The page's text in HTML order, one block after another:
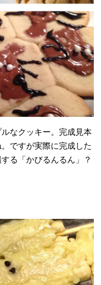
なクッキー。 完成見本
ですが実際に完成した
る「かびるんるん」？